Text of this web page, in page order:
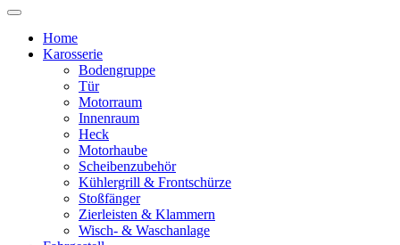
Home
Karosserie
Bodengruppe
Tür
Motorraum
Innenraum
Heck
Motorhaube
Scheibenzubehör
Kühlergrill & Frontschürze
Stoßfänger
Zierleisten & Klammern
Wisch- & Waschanlage